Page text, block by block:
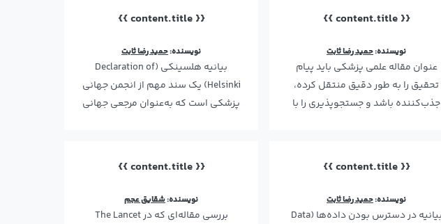
{{ content.title }}
نویسنده:حمید رضا ثابت
عنوان مقاله علمی پزشکی باید پیام
تحقیق را به طور دقیق منتقل کرده،
جذب‌کننده باشد و جستجوپذیری را با
{{ content.title }}
نویسنده:حمید رضا ثابت
بیانیه هلسینکی (Declaration of
Helsinki) یک سند مهم از انجمن جهانی
پزشکی است که به‌عنوان مرجعی جهانی
{{ content.title }}
نویسنده:حمید رضا ثابت
بیانیه در دسترس بودن داده‌ها (Data
{{ content.title }}
نویسنده:شقایق عجم
بررسی مقاله‌ای که در The Lancet